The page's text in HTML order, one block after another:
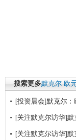
搜索更多默克尔 欧
[投资晨会]默克尔
[关注默克尔访华]
[关注默克尔访华]